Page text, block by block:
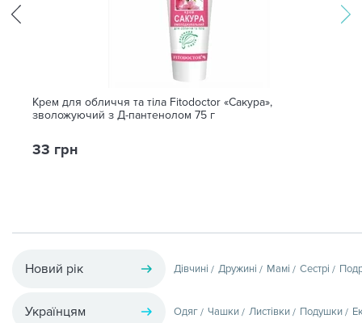
Крем для обличчя та тіла Fitodoctor «Сакура»,
зволожуючий з Д-пантенолом 75 г
33 грн
Новий рік Дівчині Дружині Мамі Сестрі
Українцям Одяг Чашки Листівки Подушки